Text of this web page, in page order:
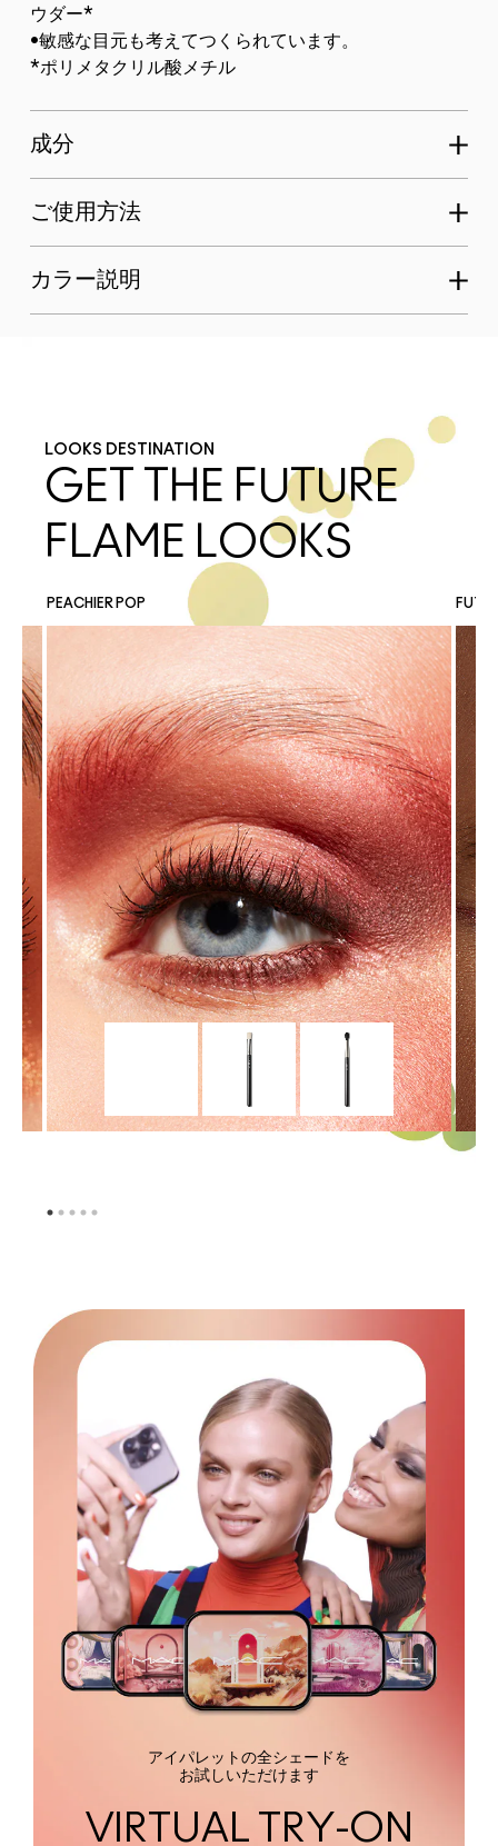
ウダー*
•敏感な目元も考えてつくられています。
*ポリメタクリル酸メチル
成分
ご使用方法
カラー説明
LOOKS DESTINATION
GET THE FUTURE
FLAME LOOKS
PEACHIER POP
アイパレットの全シェードを
お試しいただけます
VIRTUAL TRY-ON